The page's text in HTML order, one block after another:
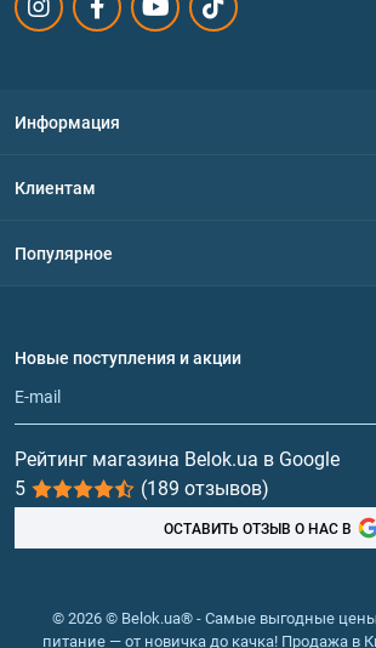
Информация
Политика конфиденциальности
Обмен и возврат
Клиентам
Популярное
Протеин
Гейнеры
Витамины и минералы
Рыбий жир, жирные кислоты
Новые поступления и акции
Рейтинг магазина Belok.ua в Google
5
(189 отзывов)
ОСТАВИТЬ ОТЗЫВ О НАС В
© 2026 © Belok.ua® - Самые выгодные
питание — от новичка до качка! Продажа в